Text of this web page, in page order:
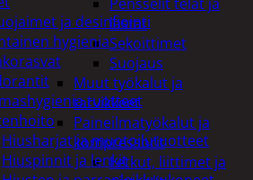
lastat
Sekoittimet
Suojaus
Muut työkalut ja
tarvikkeet
Paineilmatyökalut ja
kompressorit
Letkut, liittimet ja
ja desinfiointi
hygienia
tuotteet
Hiusharjat ja muotoilutuotteet
Hiuspinnit ja lenkit